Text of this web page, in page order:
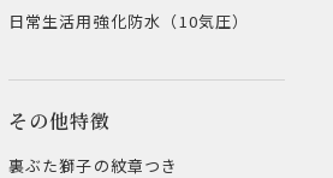
日常生活用強化防水（10気圧）
その他特徴
裏ぶた獅子の紋章つき